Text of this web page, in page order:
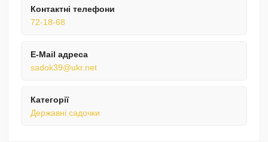
Контактні телефони
72-18-68
E-Mail адреса
sadok39@ukr.net
Категорії
Державні садочки